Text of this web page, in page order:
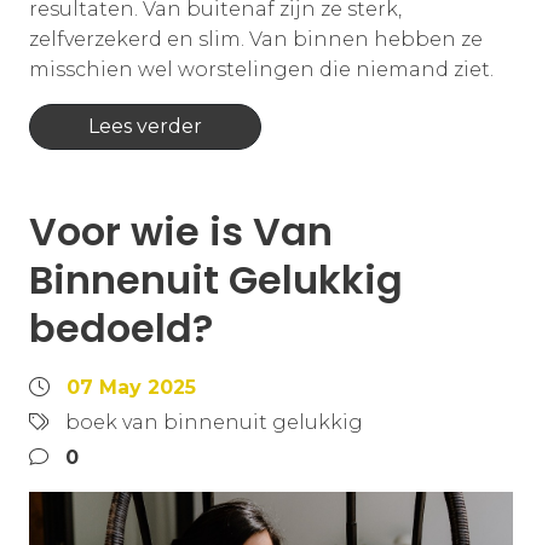
resultaten. Van buitenaf zijn ze sterk,
zelfverzekerd en slim. Van binnen hebben ze
misschien wel worstelingen die niemand ziet.
Lees verder
Voor wie is Van
Binnenuit Gelukkig
bedoeld?
07 May 2025
boek van binnenuit gelukkig
0